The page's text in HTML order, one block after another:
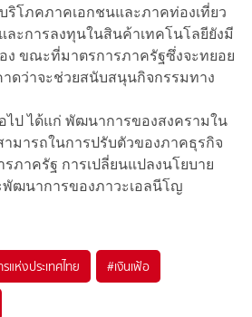
ริโภคภาคเอกชนและภาคท่องเที่ยว
ละการลงทุนในสินค้าเทคโนโลยียังมี
ง ขณะที่มาตรการภาครัฐซึ่งจะทยอย
ดว่าจะช่วยสนับสนุนกิจกรรมทาง
ไป ได้แก่ พัฒนาการของสงครามใน
มารถในการปรับตัวของภาคธุรกิจ
ภาครัฐ การเปลี่ยนแปลงนโยบาย
ฒนาการของภาวะเอลนีโญ
แห่งประเทศไทย #เงินเฟ้อ